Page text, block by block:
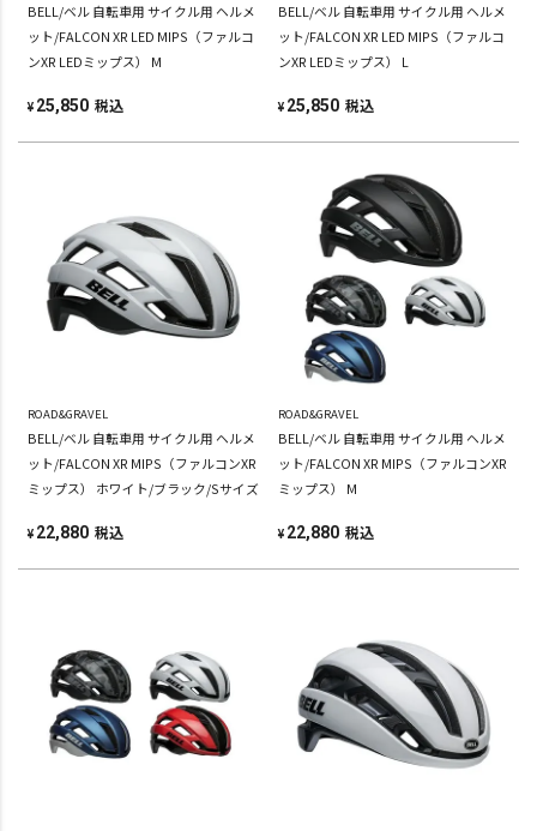
BELL/ベル 自転車用 サイクル用 ヘルメ
ット/FALCON XR LED MIPS（ファルコ
ンXR LEDミップス） M
¥ 25,850 税込
BELL/ベル 自転車用 サイクル用 ヘルメ
ット/FALCON XR LED MIPS（ファルコ
ンXR LEDミップス） L
¥ 25,850 税込
ROAD&GRAVEL
BELL/ベル 自転車用 サイクル用 ヘルメ
ット/FALCON XR MIPS（ファルコンXR
ミップス） ホワイト/ブラック/Sサイズ
¥ 22,880 税込
ROAD&GRAVEL
BELL/ベル 自転車用 サイクル用 ヘルメ
ット/FALCON XR MIPS（ファルコンXR
ミップス） M
¥ 22,880 税込